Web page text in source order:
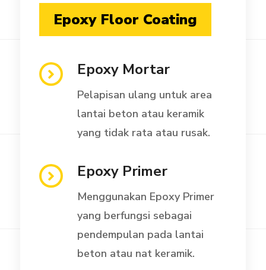
Epoxy Floor Coating
Epoxy Mortar
Pelapisan ulang untuk area
lantai beton atau keramik
yang tidak rata atau rusak.
Epoxy Primer
Menggunakan Epoxy Primer
yang berfungsi sebagai
pendempulan pada lantai
beton atau nat keramik.